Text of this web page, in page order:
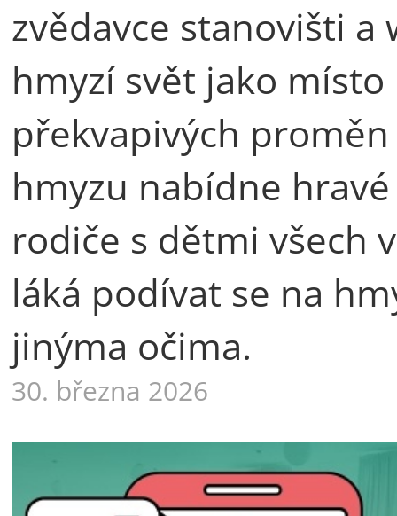
zvědavce stanovišti
hmyzí svět jako
překvapivých
hmyzu nabídne
rodiče s dětmi všech
láká podívat se na
jinýma očima.
30. března 2026